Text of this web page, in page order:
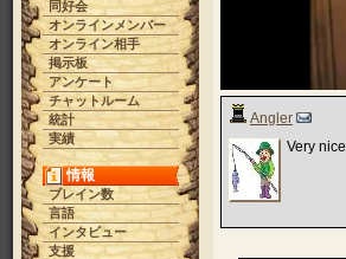
同好会
オンラインメンバー
オンライン相手
掲示板
アンケート
チャットルーム
統計
実績
情報
ブレイン数
言語
インタビュー
支援
Angler
Very nice